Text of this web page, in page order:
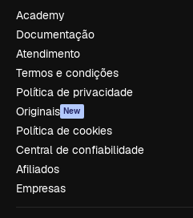
Academy
Documentação
Atendimento
Termos e condições
Política de privacidade
Originais New
Política de cookies
Central de confiabilidade
Afiliados
Empresas